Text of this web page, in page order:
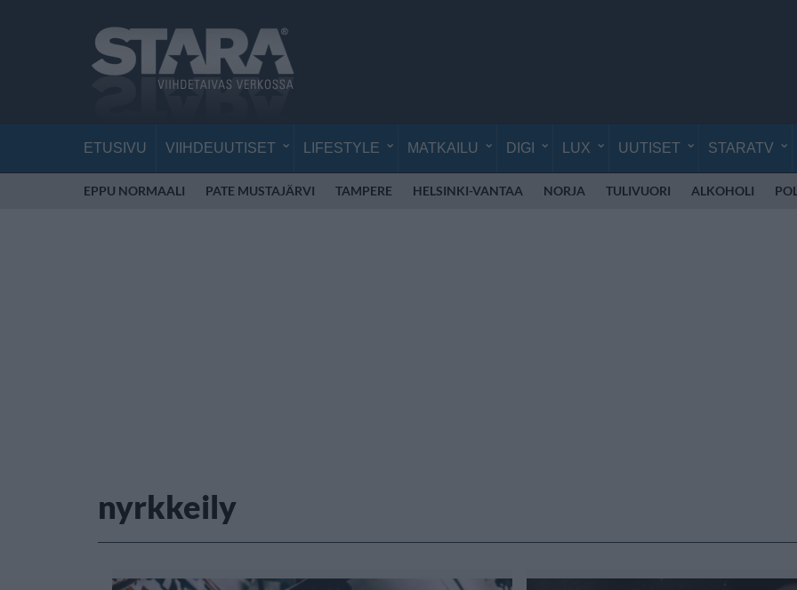
ETUSIVU VIIHDEUUTISET LIFESTYLE MATKAILU DIGI LUX UUTISET STARATV
EPPU NORMAALI PATE MUSTAJÄRVI TAMPERE HELSINKI-VANTAA NORJA TULIVUORI ALKOHOLI
nyrkkeily